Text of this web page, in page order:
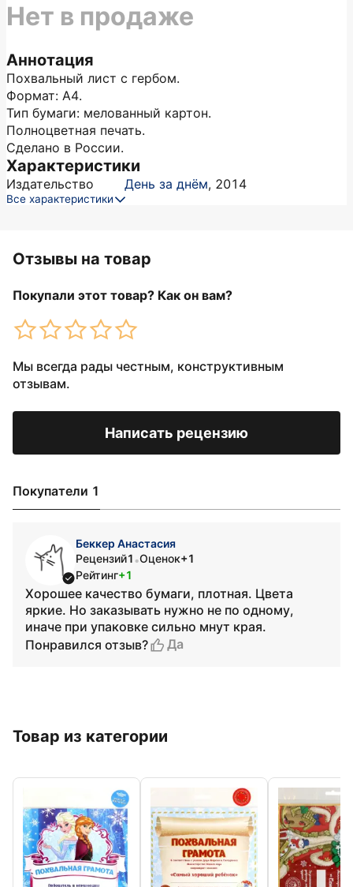
Аннотация
Похвальный лист с гербом.
Формат: А4.
Тип бумаги: мелованный картон.
Полноцветная печать.
Сделано в России.
Характеристики
Издательство День за днём, 2014
Все характеристики
Нет в продаже
Отзывы на товар
Покупали этот товар? Как он вам?
Мы всегда рады честным, конструктивным
отзывам.
Написать рецензию
Покупатели 1
Беккер Анастасия
Рецензий1 •Оценок+1
Рейтинг+1
Хорошее качество бумаги, плотная. Цвета
яркие. Но заказывать нужно не по одному,
иначе при упаковке сильно мнут края.
Понравился отзыв?
Да
Товар из категории